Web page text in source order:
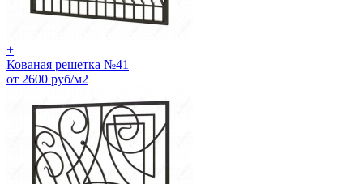
+
Кованая решетка №41
от 2600 руб/м2